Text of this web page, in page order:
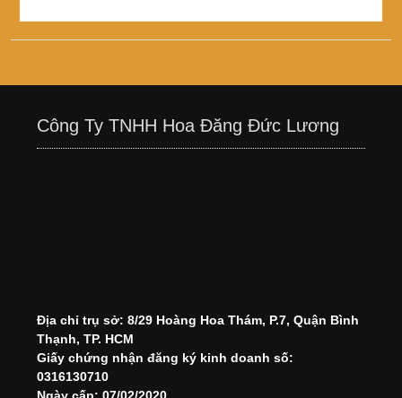
Công Ty TNHH Hoa Đăng Đức Lương
Địa chỉ trụ sở: 8/29 Hoàng Hoa Thám, P.7, Quận Bình
Thạnh, TP. HCM
Giấy chứng nhận đăng ký kinh doanh số:
0316130710